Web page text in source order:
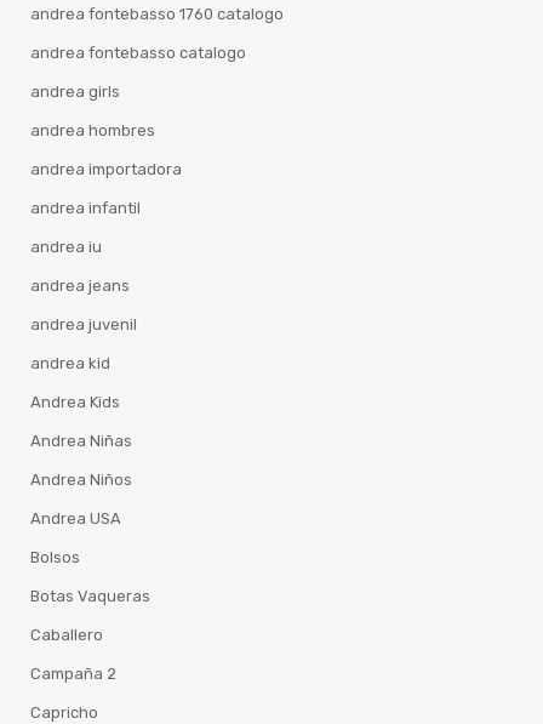
andrea fontebasso 1760 catalogo
andrea fontebasso catalogo
andrea girls
andrea hombres
andrea importadora
andrea infantil
andrea iu
andrea jeans
andrea juvenil
andrea kid
Andrea Kids
Andrea Niñas
Andrea Niños
Andrea USA
Bolsos
Botas Vaqueras
Caballero
Campaña 2
Capricho